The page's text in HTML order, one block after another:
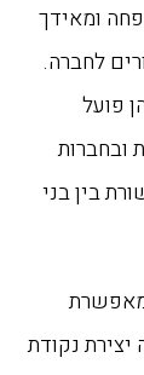
ומאידך
לחברה.
פועל
ובחברות
בין בני
נקודת